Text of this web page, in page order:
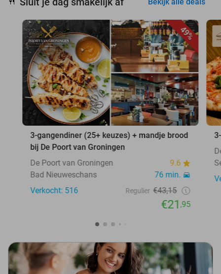
49%
3-gangendiner (25+ keuzes) + mandje brood
bij De Poort van Groningen
De Poort van Groningen
9.6
Bad Nieuweschans
76 min.
Verkocht: 516
Regulier €43,15
€21,95